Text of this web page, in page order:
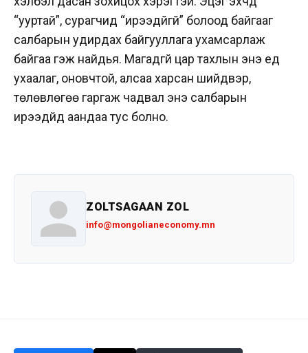
“ууртай”, сурагчид “ирээдүйгүй” болоод байгааг
салбарын удирдах байгууллага ухамсарлаж
байгаа гэж найдья. Магадгүй цар тахлын энэ үед
ухаалаг, оновчтой, алсаа харсан шийдвэр,
төлөвлөгөө гаргаж чадвал энэ салбарын
ирээдүйд аандаа тус болно.
ZOLTSAGAAN ZOL
info@mongolianeconomy.mn